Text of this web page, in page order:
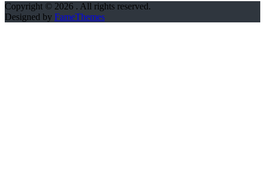
Copyright © 2026 . All rights reserved.
Designed by FameThemes